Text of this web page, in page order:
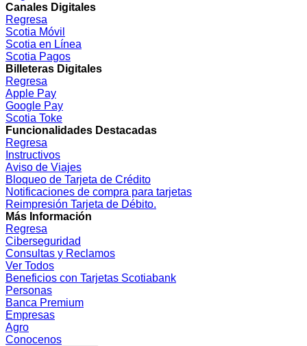
Canales Digitales
Regresa
Scotia Móvil
Scotia en Línea
Scotia Pagos
Billeteras Digitales
Regresa
Apple Pay
Google Pay
Scotia Toke
Funcionalidades Destacadas
Regresa
Instructivos
Aviso de Viajes
Bloqueo de Tarjeta de Crédito
Notificaciones de compra para tarjetas
Reimpresión Tarjeta de Débito.
Más Información
Regresa
Ciberseguridad
Consultas y Reclamos
Ver Todos
Beneficios con Tarjetas Scotiabank
Personas
Banca Premium
Empresas
Agro
Conocenos